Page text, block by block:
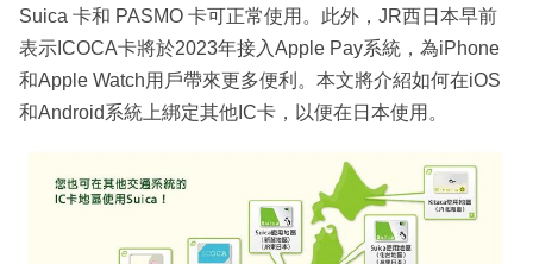
Suica 卡和 PASMO 卡可正常使用。此外，JR西日本早前
表示ICOCA卡將於2023年接入Apple Pay系統，為iPhone
和Apple Watch用戶帶來更多便利。本文將介紹如何在iOS
和Android系統上綁定其他IC卡，以便在日本使用。